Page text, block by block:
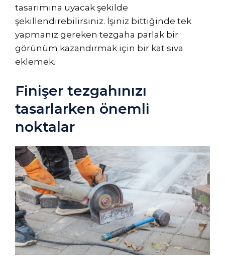
tasarımına uyacak şekilde
şekillendirebilirsiniz. İşiniz bittiğinde tek
yapmanız gereken tezgaha parlak bir
görünüm kazandırmak için bir kat sıva
eklemek.
Finişer tezgahınızı
tasarlarken önemli
noktalar